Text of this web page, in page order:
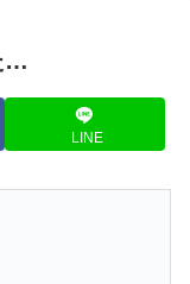
…
LINE